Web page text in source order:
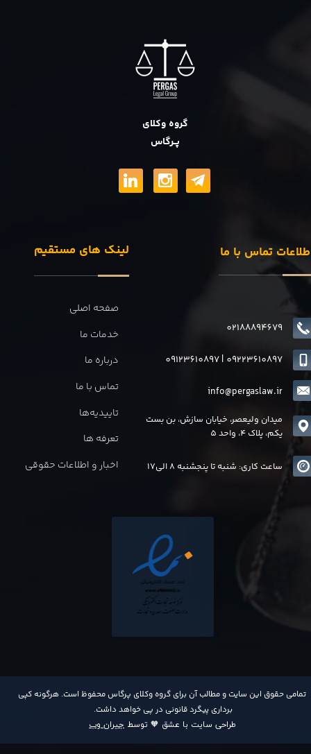
​تمامی حقوق این سایت و مطالب آن برای گروه وکلای پرگاس محفوظ است. هرگونه کپی
برداری پیگرد قانونی در پی خواهد داشت​​​​​​​.
طراحی سایت با عشق 🧡 توسط جیران وب
گروه وکلای
پــرگاس
لینک های مستقیم
صفحه اصلی
خدمات ما
درباره ما
تماس با ما
تاییدیه‌ها
تعرفه ها
اخبار و اطلاعات حقوقی
تماس با ما
02188894679
info@pergaslaw.ir
09123610897| 09223610897
میدان ولیعصر، خیابان سازش، بن بست
یکم، پلاک 4، واحد 5
ساعت کاری: شنبه تا پنجشنبه 8 الی17